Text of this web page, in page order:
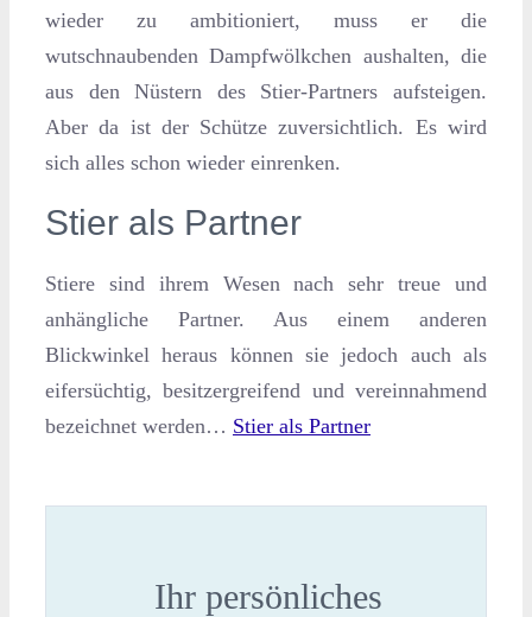
wieder zu ambitioniert, muss er die
wutschnaubenden Dampfwölkchen aushalten, die
aus den Nüstern des Stier-Partners aufsteigen.
Aber da ist der Schütze zuversichtlich. Es wird
sich alles schon wieder einrenken.
Stier als Partner
Stiere sind ihrem Wesen nach sehr treue und
anhängliche Partner. Aus einem anderen
Blickwinkel heraus können sie jedoch auch als
eifersüchtig, besitzergreifend und vereinnahmend
bezeichnet werden… Stier als Partner
Ihr persönliches